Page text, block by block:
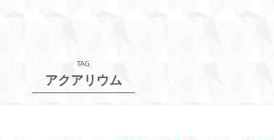
TAG
アクアリウム